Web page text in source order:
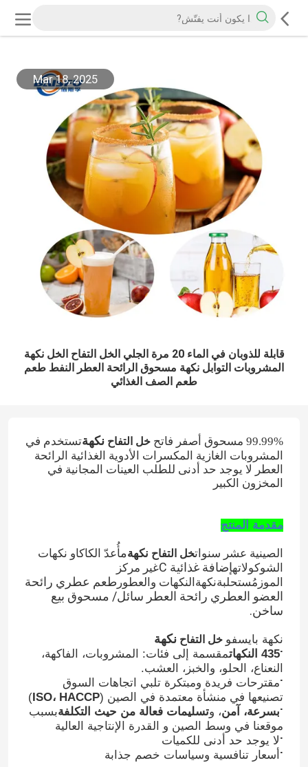
Mar 18, 2025
قابلة للذوبان في الماء 20 مرة الجلي الخل التفاح الخل نكهة
المشروبات التوابل نكهة مسحوق الرائحة العطر النفط طعم
طعم الصف الغذائي
99.99% مسحوق أصفر فاتح خل التفاح نكهةتستخدم في
المشروبات الغازية المكسرات الأدوية الغذائية الرائحة
العطر لا يوجد حد أدنى للطلب العينات المجانية في
المخزون الكبير
مقدمة المنتج
الصينية عشر سنواتخل التفاح نكهةمأُعدّ الكاكاو نكهات
الشوكولاتهإضافة غذائية C
غير مركز
الموز مُستحلبةنكهة النكهات والعطور طعم عطري رائحة
العضو العطري رائحة العطر سائل/ مسحوق بيع
ساخن.
نكهة بايسفو خل التفاح نكهة
.435 النكهات
مقسمة إلى فئات: المشروبات، الفاكهة،
النعناع، الحلو، والخبز، العشب.
.مقترحات فريدة ومبتكرة تلبي اتجاهات السوق
تصنيعها في منشأة معتمدة في الصين (ISO، HACCP)
.بسرعة، آمن، وتسليمات فعالة من حيث التكلفةبسبب
موقعنا في وسط الصين و القدرة الإنتاجية العالية
.لا يوجد حد أدنى للكميات
. أسعار تنافسية وسياسات خصم جذابة